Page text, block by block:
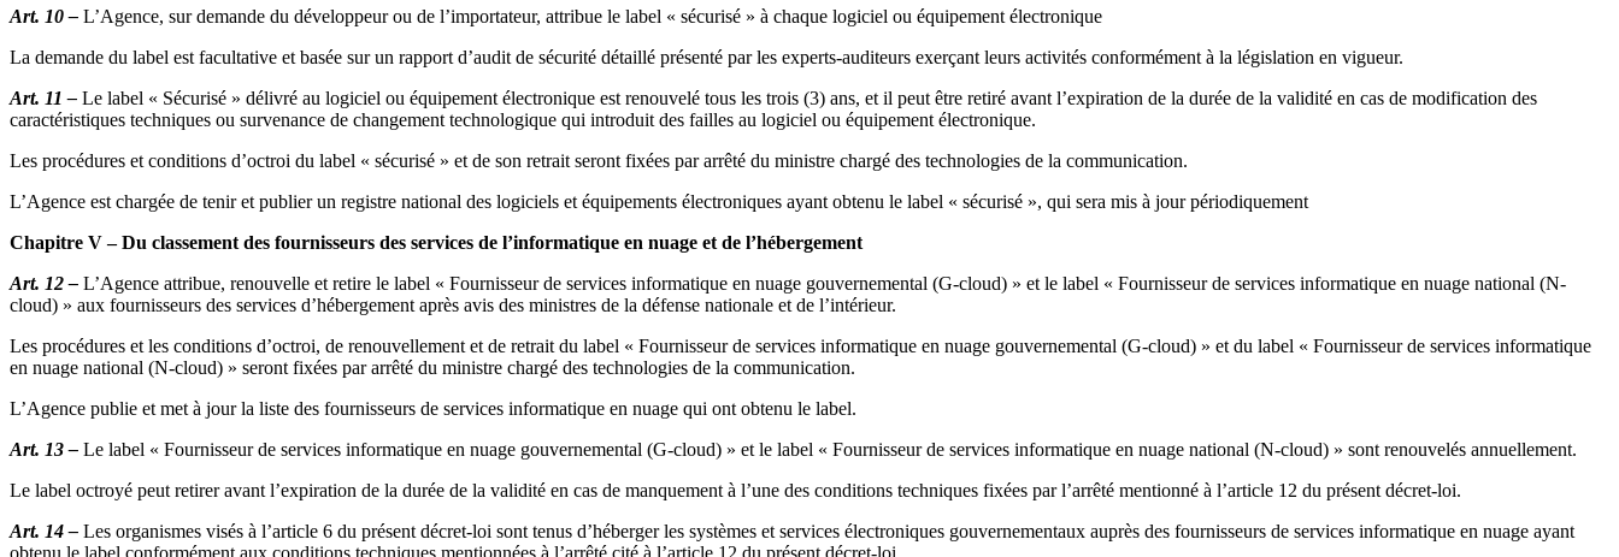
Art. 10 – L’Agence, sur demande du développeur ou de l’importateur, attribue le label « sécurisé » à chaque logiciel ou équipement électronique
La demande du label est facultative et basée sur un rapport d’audit de sécurité détaillé présenté par les experts-auditeurs exerçant leurs activités conformément à la législation en vigueur.
Art. 11 – Le label « Sécurisé » délivré au logiciel ou équipement électronique est renouvelé tous les trois (3) ans, et il peut être retiré avant l’expiration de la durée de la validité en cas de modification des
caractéristiques techniques ou survenance de changement technologique qui introduit des failles au logiciel ou équipement électronique.
Les procédures et conditions d’octroi du label « sécurisé » et de son retrait seront fixées par arrêté du ministre chargé des technologies de la communication.
L’Agence est chargée de tenir et publier un registre national des logiciels et équipements électroniques ayant obtenu le label « sécurisé », qui sera mis à jour périodiquement
Chapitre V – Du classement des fournisseurs des services de l’informatique en nuage et de l’hébergement
Art. 12 – L’Agence attribue, renouvelle et retire le label « Fournisseur de services informatique en nuage gouvernemental (G-cloud) » et le label « Fournisseur de services informatique en nuage national (N-
cloud) » aux fournisseurs des services d’hébergement après avis des ministres de la défense nationale et de l’intérieur.
Les procédures et les conditions d’octroi, de renouvellement et de retrait du label « Fournisseur de services informatique en nuage gouvernemental (G-cloud) » et du label « Fournisseur de services informatique
en nuage national (N-cloud) » seront fixées par arrêté du ministre chargé des technologies de la communication.
L’Agence publie et met à jour la liste des fournisseurs de services informatique en nuage qui ont obtenu le label.
Art. 13 – Le label « Fournisseur de services informatique en nuage gouvernemental (G-cloud) » et le label « Fournisseur de services informatique en nuage national (N-cloud) » sont renouvelés annuellement.
Le label octroyé peut retirer avant l’expiration de la durée de la validité en cas de manquement à l’une des conditions techniques fixées par l’arrêté mentionné à l’article 12 du présent décret-loi.
Art. 14 – Les organismes visés à l’article 6 du présent décret-loi sont tenus d’héberger les systèmes et services électroniques gouvernementaux auprès des fournisseurs de services informatique en nuage ayant
obtenu le label conformément aux conditions techniques mentionnées à l’arrêté cité à l’article 12 du présent décret-loi.